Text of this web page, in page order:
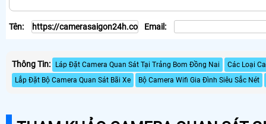
Tên: Email:
Thông Tin: Láp Đặt Camera Quan Sát Tại Trảng Bom Đồng Nai
Các Loại
Lắp Đặt Bộ Camera Quan Sát Bãi Xe
Bộ Camera Wifi Gia Đình Siêu Sắc Nét